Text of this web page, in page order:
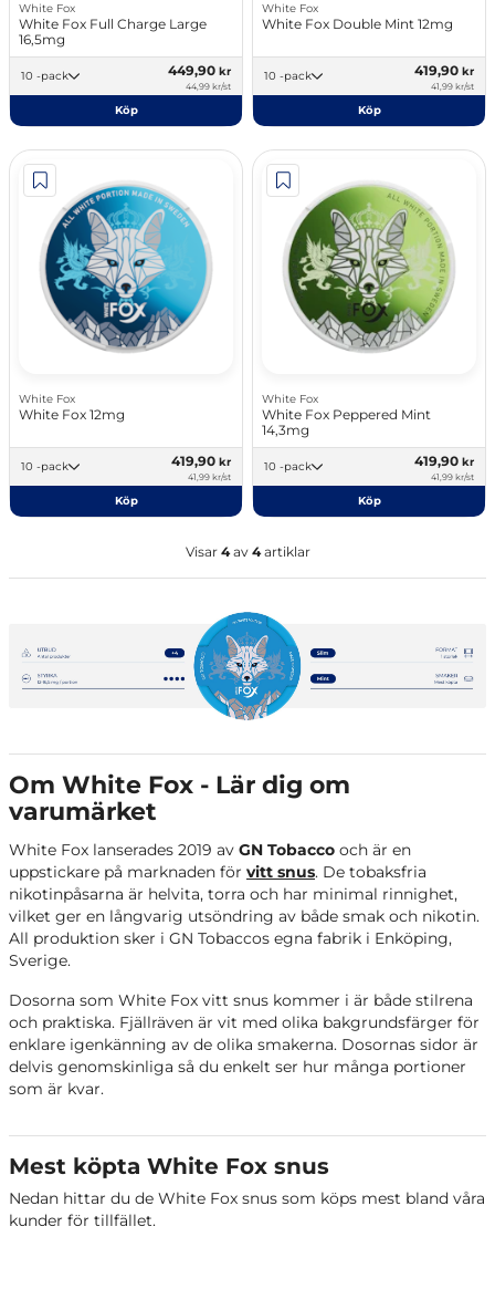
White Fox
White Fox Full Charge Large
16,5mg
10 -pack 449,90 kr
44,99 kr/st
Köp
White Fox
White Fox Double Mint 12mg
10 -pack 419,90 kr
41,99 kr/st
Köp
White Fox
White Fox 12mg
10 -pack 419,90 kr
41,99 kr/st
Köp
White Fox
White Fox Peppered Mint
14,3mg
10 -pack 419,90 kr
41,99 kr/st
Köp
Visar 4av 4artiklar
Om White Fox - Lär dig om
varumärket
White Fox lanserades 2019 av GN Tobacco och är en
uppstickare på marknaden för vitt snus. De tobaksfria
nikotinpåsarna är helvita, torra och har minimal rinnighet,
vilket ger en långvarig utsöndring av både smak och nikotin.
All produktion sker i GN Tobaccos egna fabrik i Enköping,
Sverige.
Dosorna som White Fox vitt snus kommer i är både stilrena
och praktiska. Fjällräven är vit med olika bakgrundsfärger för
enklare igenkänning av de olika smakerna. Dosornas sidor är
delvis genomskinliga så du enkelt ser hur många portioner
som är kvar.
Mest köpta White Fox snus
Nedan hittar du de White Fox snus som köps mest bland våra
kunder för tillfället.